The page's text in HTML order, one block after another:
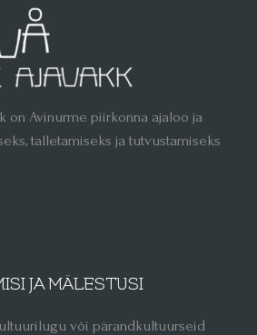
on Avinurme piirkonna ajaloo ja
talletamiseks ja tutvustamiseks
JA MÄLESTUSI
või pärandkultuurseid